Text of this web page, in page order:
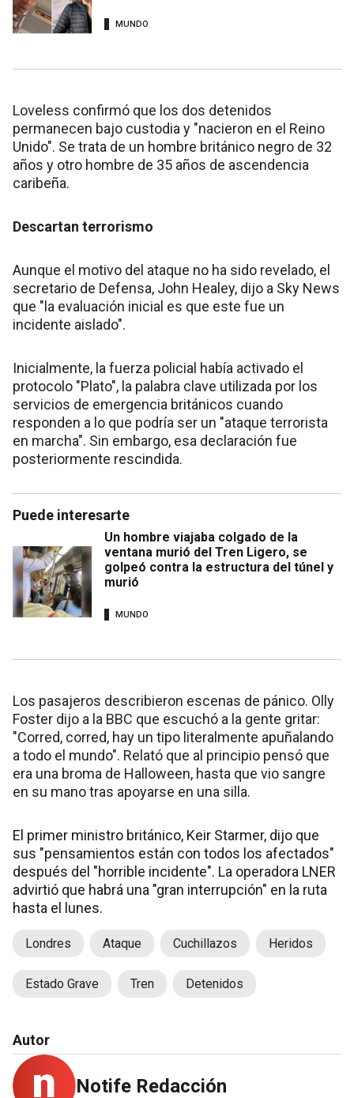
MUNDO
Loveless confirmó que los dos detenidos
permanecen bajo custodia y "nacieron en el Reino
Unido". Se trata de un hombre británico negro de 32
años y otro hombre de 35 años de ascendencia
caribeña.
Descartan terrorismo
Aunque el motivo del ataque no ha sido revelado, el
secretario de Defensa, John Healey, dijo a Sky News
que "la evaluación inicial es que este fue un
incidente aislado".
Inicialmente, la fuerza policial había activado el
protocolo "Plato", la palabra clave utilizada por los
servicios de emergencia británicos cuando
responden a lo que podría ser un "ataque terrorista
en marcha". Sin embargo, esa declaración fue
posteriormente rescindida.
Puede interesarte
Un hombre viajaba colgado de la
ventana murió del Tren Ligero, se
golpeó contra la estructura del túnel y
murió
MUNDO
Los pasajeros describieron escenas de pánico. Olly
Foster dijo a la BBC que escuchó a la gente gritar:
"Corred, corred, hay un tipo literalmente apuñalando
a todo el mundo". Relató que al principio pensó que
era una broma de Halloween, hasta que vio sangre
en su mano tras apoyarse en una silla.
El primer ministro británico, Keir Starmer, dijo que
sus "pensamientos están con todos los afectados"
después del "horrible incidente". La operadora LNER
advirtió que habrá una "gran interrupción" en la ruta
hasta el lunes.
Londres Ataque Cuchillazos Heridos
Estado Grave Tren Detenidos
Autor
Notife Redacción